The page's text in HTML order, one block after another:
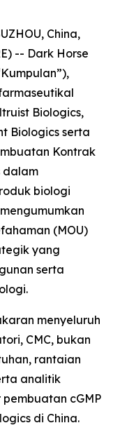
China,
-- Dark Horse
Biologics,
Biologics serta
Kontrak
dalam
biologi
(MOU)
yang
serta
menyeluruh
CMC, bukan
rantaian
analitik
cGMP
di China.